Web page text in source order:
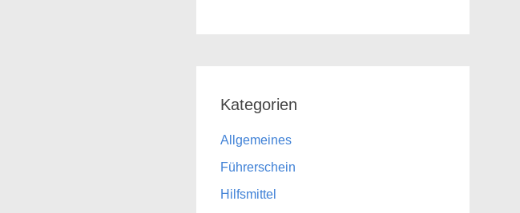
Kategorien
Allgemeines
Führerschein
Hilfsmittel